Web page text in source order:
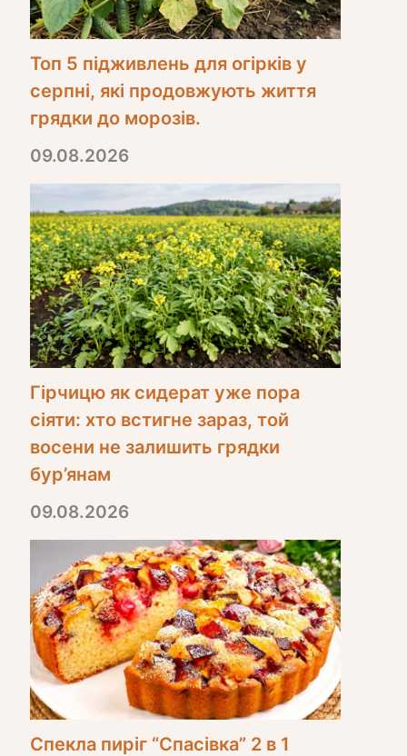
Топ 5 підживлень для огірків у
серпні, які продовжують життя
грядки до морозів.
09.08.2026
Гірчицю як сидерат уже пора
сіяти: хто встигне зараз, той
восени не залишить грядки
бур’янам
09.08.2026
Спекла пиріг “Спасівка” 2 в 1